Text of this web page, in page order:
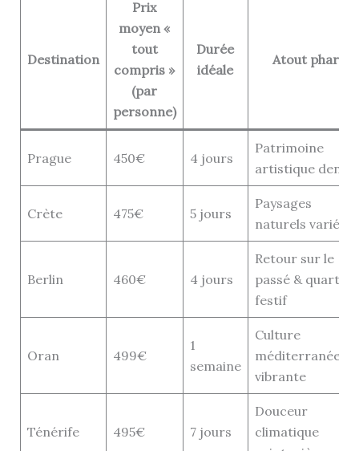
Destination
Prix
moyen «
tout
compris »
(par
personne)
Durée
idéale
Atout phare
Prague 450€ 4 jours
Patrimoine
artistique dense
Crète 475€ 5 jours
Paysages
naturels variés
Berlin 460€ 4 jours
Retour sur le
passé & quartier
festif
Oran 499€
1
semaine
Culture
vibrante
Ténérife 495€ 7 jours
Douceur
climatique